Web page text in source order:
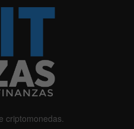
criptomonedas.